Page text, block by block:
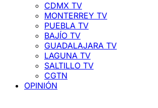
CDMX TV
MONTERREY TV
PUEBLA TV
BAJÍO TV
GUADALAJARA TV
LAGUNA TV
SALTILLO TV
CGTN
OPINIÓN